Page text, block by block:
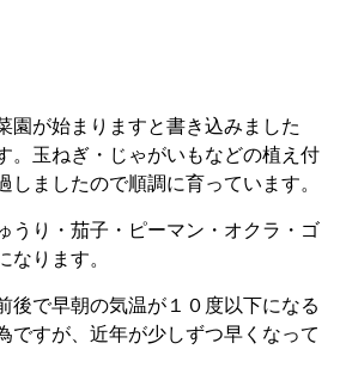
園が始まりますと書き込みました
。玉ねぎ・じゃがいもなどの植え付
しましたので順調に育っています。
うり・茄子・ピーマン・オクラ・ゴ
なります。
後で早朝の気温が１０度以下になる
ですが、近年が少しずつ早くなって